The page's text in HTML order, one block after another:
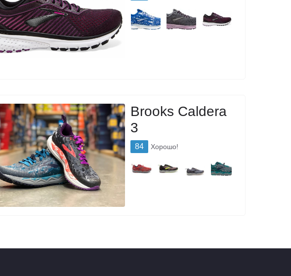
Brooks Caldera
3
84 Хорошо!